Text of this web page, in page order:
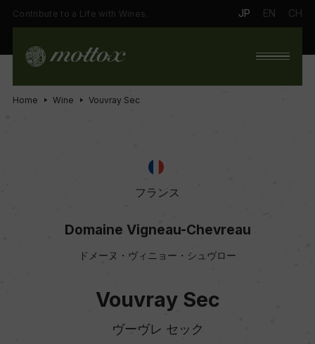
Contribute to a Life with Wines. JP EN CH
Home Wine Vouvray Sec
フランス
Domaine Vigneau-Chevreau
ドメーヌ・ヴィニョー・シュヴロー
Vouvray Sec
ヴーヴレ セック